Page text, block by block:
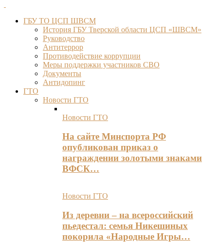
ГБУ ТО ЦСП ШВСМ
История ГБУ Тверской области ЦСП «ШВСМ»
Руководство
Антитеррор
Противодействие коррупции
Меры поддержки участников СВО
Документы
Антидопинг
ГТО
Новости ГТО
Новости ГТО
На сайте Минспорта РФ
опубликован приказ о
награждении золотыми знаками
ВФСК…
Новости ГТО
Из деревни – на всероссийский
пьедестал: семья Никешиных
покорила «Народные Игры…